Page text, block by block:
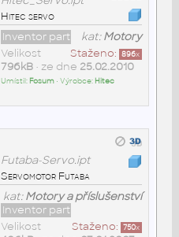
Hitec servo
kat:Motory
Inventor part
Staženo: 896x
Velikost
796kB• ze dne 25.02.2010
Umístil: Fosum• Výrobce: Hitec
Futaba-Servo.ipt
Servomotor Futaba
kat:Motory a příslušenství
Inventor part
Staženo: 750x
Velikost